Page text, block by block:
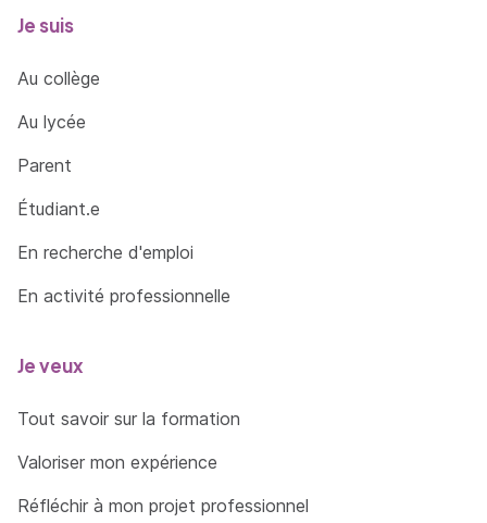
Je suis
Au collège
Au lycée
Parent
Étudiant.e
En recherche d'emploi
En activité professionnelle
Je veux
Tout savoir sur la formation
Valoriser mon expérience
Réfléchir à mon projet professionnel